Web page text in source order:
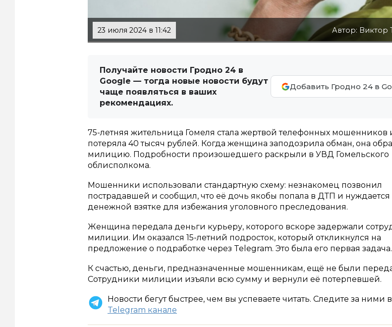
23 июля 2024 в 11:42 Автор: Виктор
Получайте новости Гродно 24 в
Google — тогда новые новости будут
чаще появляться в ваших
рекомендациях.
Добавить Гродно 24 в
75-летняя жительница Гомеля стала жертвой телефонных мошенников
потеряла 40 тысяч рублей. Когда женщина заподозрила обман, она
милицию. Подробности произошедшего раскрыли в УВД Гомельского
облисполкома.
Мошенники использовали стандартную схему: незнакомец позвонил
пострадавшей и сообщил, что её дочь якобы попала в ДТП и нуждается
денежной взятке для избежания уголовного преследования.
Женщина передала деньги курьеру, которого вскоре задержали
милиции. Им оказался 15-летний подросток, который откликнулся на
предложение о подработке через Telegram. Это была его первая задача.
К счастью, деньги, предназначенные мошенникам, ещё не были
Сотрудники милиции изъяли всю сумму и вернули её потерпевшей.
Новости бегут быстрее, чем вы успеваете читать. Следите за ними
Telegram канале